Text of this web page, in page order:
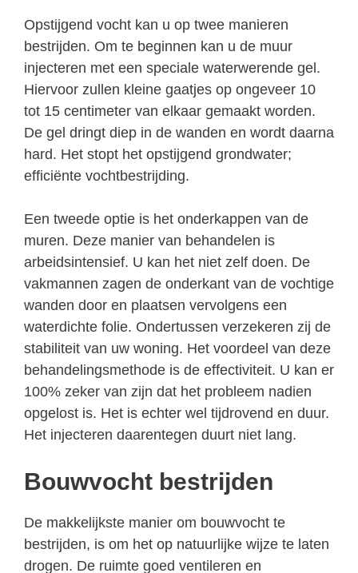
Opstijgend vocht kan u op twee manieren
bestrijden. Om te beginnen kan u de muur
injecteren met een speciale waterwerende gel.
Hiervoor zullen kleine gaatjes op ongeveer 10
tot 15 centimeter van elkaar gemaakt worden.
De gel dringt diep in de wanden en wordt daarna
hard. Het stopt het opstijgend grondwater;
efficiënte vochtbestrijding.
Een tweede optie is het onderkappen van de
muren. Deze manier van behandelen is
arbeidsintensief. U kan het niet zelf doen. De
vakmannen zagen de onderkant van de vochtige
wanden door en plaatsen vervolgens een
waterdichte folie. Ondertussen verzekeren zij de
stabiliteit van uw woning. Het voordeel van deze
behandelingsmethode is de effectiviteit. U kan er
100% zeker van zijn dat het probleem nadien
opgelost is. Het is echter wel tijdrovend en duur.
Het injecteren daarentegen duurt niet lang.
Bouwvocht bestrijden
De makkelijkste manier om bouwvocht te
bestrijden, is om het op natuurlijke wijze te laten
drogen. De ruimte goed ventileren en